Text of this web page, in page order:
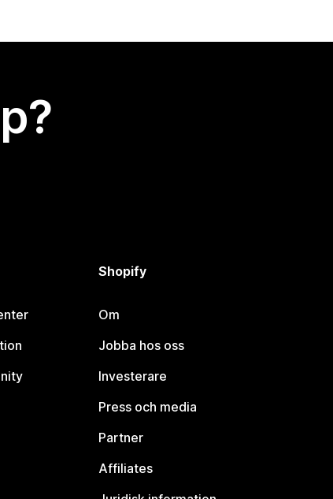
Shopify
Om
Jobba hos oss
Investerare
Press och media
Partner
Affiliates